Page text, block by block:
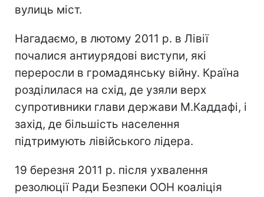
вулиць міст.
Нагадаємо, в лютому 2011 р. в Лівії
почалися антиурядові виступи, які
переросли в громадянську війну. Країна
розділилася на схід, де узяли верх
супротивники глави держави М.Каддафі, і
захід, де більшість населення
підтримують лівійського лідера.
19 березня 2011 р. після ухвалення
резолюції Ради Безпеки ООН коаліція